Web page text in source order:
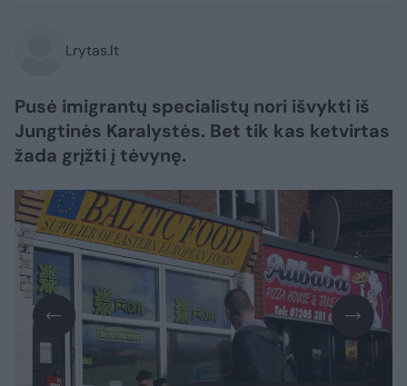
Lrytas.lt
Pusė imigrantų specialistų nori išvykti iš
Jungtinės Karalystės. Bet tik kas ketvirtas
žada grįžti į tėvynę.